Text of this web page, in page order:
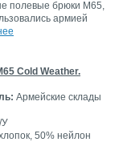
полевые брюки M65,
армией
Cold Weather.
Армейские склады
У
50% нейлон